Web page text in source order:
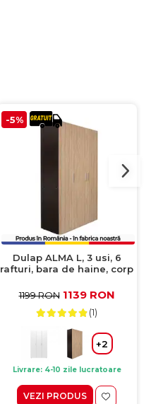
-5%
Dulap ALMA L, 3 usi, 6
rafturi, bara de haine, corp
sonoma deschis,
1199 RON 1139 RON
(1)
+2
Livrare: 4-10 zile lucratoare
VEZI PRODUS